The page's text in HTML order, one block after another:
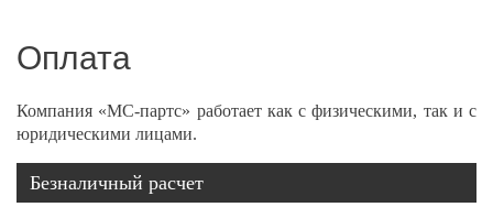
Оплата
Компания «МС-партс» работает как с физическими, так и с
юридическими лицами.
Безналичный расчет